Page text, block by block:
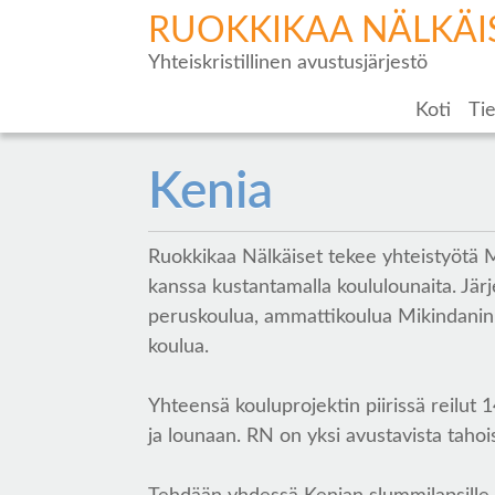
RUOKKIKAA
Yhteiskristillinen avustusjärjestö
Koti
Kenia
Ruokkikaa Nälkäiset tekee yhteistyötä
kanssa kustantamalla koululounaita.
peruskoulua, ammattikoulua
koulua.
Yhteensä kouluprojektin piirissä reilut
ja lounaan. RN on yksi avustavista